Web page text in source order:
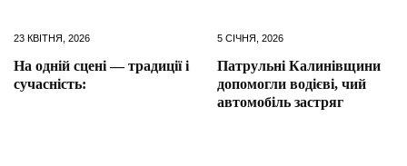
23 КВІТНЯ, 2026
На одній сцені — традиції і
сучасність:
5 СІЧНЯ, 2026
Патрульні Калинівщини
допомогли водієві, чий
автомобіль застряг